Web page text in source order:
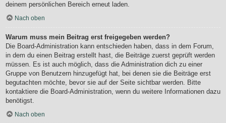
deinem persönlichen Bereich erneut laden.
Nach oben
Warum muss mein Beitrag erst freigegeben werden?
Die Board-Administration kann entschieden haben, dass in dem Forum,
in dem du einen Beitrag erstellt hast, die Beiträge zuerst geprüft werden
müssen. Es ist auch möglich, dass die Administration dich zu einer
Gruppe von Benutzern hinzugefügt hat, bei denen sie die Beiträge erst
begutachten möchte, bevor sie auf der Seite sichtbar werden. Bitte
kontaktiere die Board-Administration, wenn du weitere Informationen dazu
benötigst.
Nach oben